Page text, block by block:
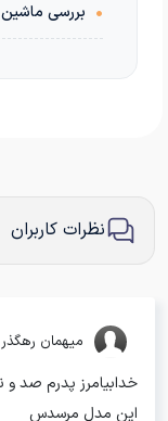
• بررسی ماشین
نظرات کاربران
میهمان
خدابیامرز پدرم صد
این مدل مرسدس